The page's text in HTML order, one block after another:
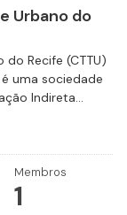
Urbano do
Recife (CTTU)
uma sociedade
Indireta...
Membros
1